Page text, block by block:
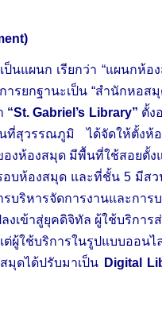
นก เรียกว่า “แผนกห้อง
รยกฐานะเป็น “สำนักหอสมุ
“St. Gabriel’s Library” ตั้ง
นที่สุวรรณภูมิ ได้จัดให้ตั้
งห้องสมุด มีพื้นที่ใช้สอยตั้ง
อบห้องสมุด และที่ชั้น 5 มีสว
บริหารจัดการงานและการ
งเข้าสู่ยุคดิจิทัล ผู้ใช้บริการ
ใช้บริการในรูปแบบออนไ
มุดได้ปรับมาเป็น Digital